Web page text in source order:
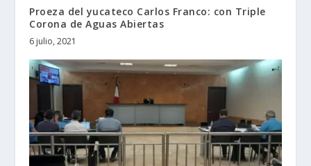
Proeza del yucateco Carlos Franco: con Triple
Corona de Aguas Abiertas
6 julio, 2021